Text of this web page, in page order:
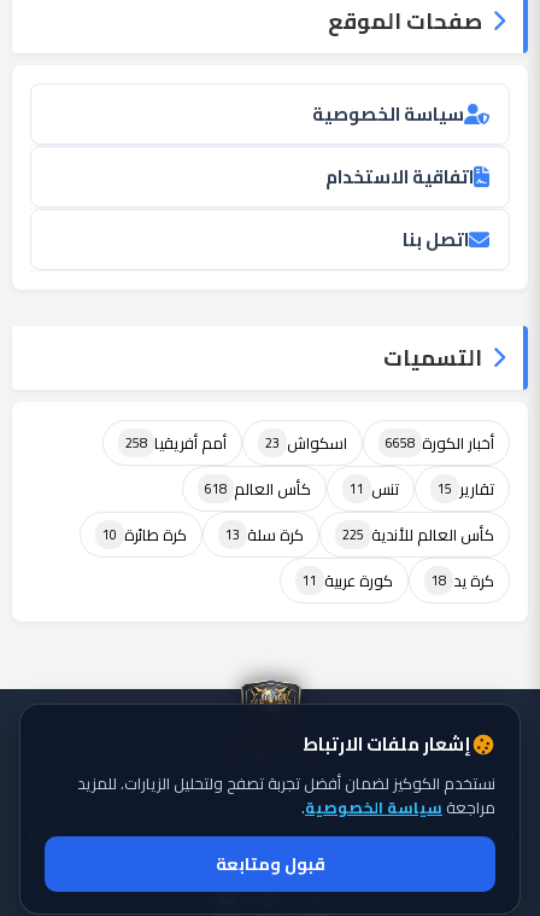
صفحات الموقع
سياسة الخصوصية
اتفاقية الاستخدام
اتصل بنا
التسميات
أخبار الكورة 6658 اسكواش 23 أمم أفريقيا 258
تقارير 15 تنس 11 كأس العالم 618
كأس العالم للأندية 225 كرة سلة 13 كرة طائرة 10
كرة يد 18 كورة عربية 11
جميع الحقوق محفوظة ©تايجر الكورة: موقع يقدم أحدث أخبار الكورة
2026
إشعار ملفات الارتباط
نستخدم الكوكيز لضمان أفضل تجربة تصفح ولتحليل الزيارات. للمزيد
مراجعةسياسة الخصوصية.
قبول ومتابعة